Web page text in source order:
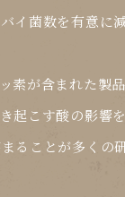
菌数を有意に
素が含まれた製
起こす酸の影響
ることが多くの